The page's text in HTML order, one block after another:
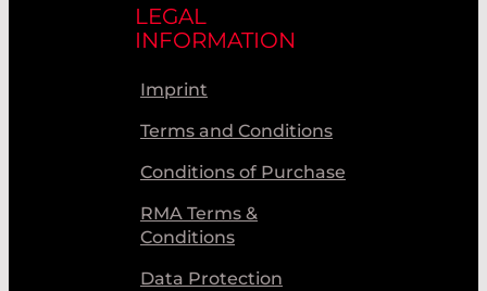
LEGAL
INFORMATION
Imprint
Terms and Conditions
Conditions of Purchase
RMA Terms &
Conditions
Data Protection